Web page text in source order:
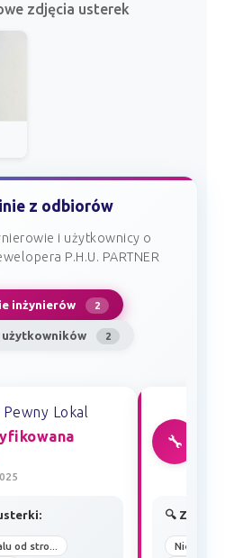
zdjęcia usterek
z odbiorów
i użytkownicy o
P.H.U. PARTNER
inżynierów 2
użytkowników 2
Pewny Lokal
od stro...
🔧
🔍